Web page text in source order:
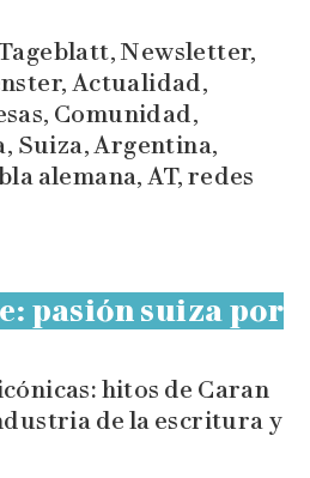
pasión suiza por
hitos de Caran
de la escritura y